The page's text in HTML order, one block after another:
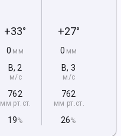
+33°
0 мм
В, 2
м/с
762
мм рт.ст.
19%
+27°
0 мм
В, 3
м/с
762
мм рт.ст.
26%